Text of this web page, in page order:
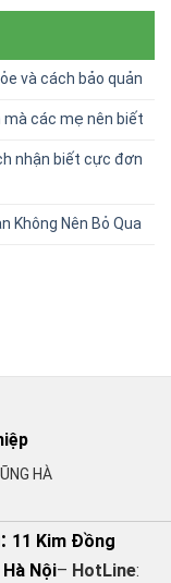
và cách bảo quản
các mẹ nên biết
nhận biết cực đơn
Không Nên Bỏ Qua
HÀ
11 Kim Đồng
Nội– HotLine: